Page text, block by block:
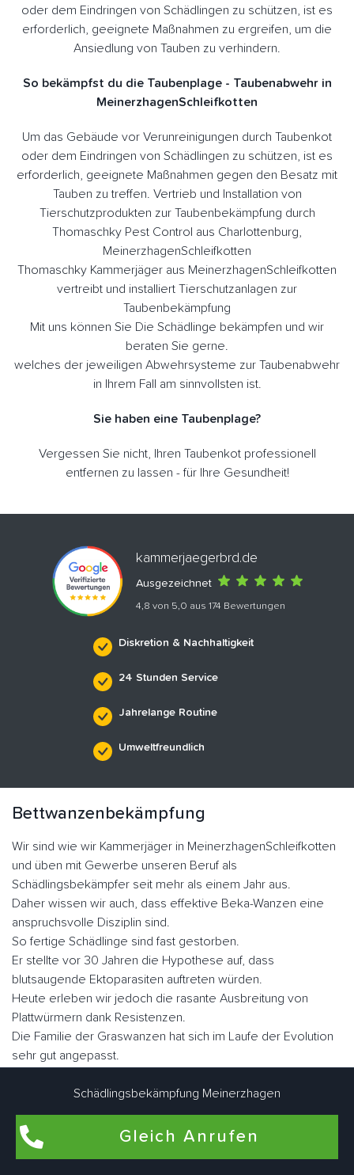
oder dem Eindringen von Schädlingen zu schützen, ist es
erforderlich, geeignete Maßnahmen zu ergreifen, um die
Ansiedlung von Tauben zu verhindern.
So bekämpfst du die Taubenplage - Taubenabwehr in
MeinerzhagenSchleifkotten
Um das Gebäude vor Verunreinigungen durch Taubenkot
oder dem Eindringen von Schädlingen zu schützen, ist es
erforderlich, geeignete Maßnahmen gegen den Besatz mit
Tauben zu treffen. Vertrieb und Installation von
Tierschutzprodukten zur Taubenbekämpfung durch
Thomaschky Pest Control aus Charlottenburg,
MeinerzhagenSchleifkotten
Thomaschky Kammerjäger aus MeinerzhagenSchleifkotten
vertreibt und installiert Tierschutzanlagen zur
Taubenbekämpfung
Mit uns können Sie Die Schädlinge bekämpfen und wir
beraten Sie gerne.
welches der jeweiligen Abwehrsysteme zur Taubenabwehr
in Ihrem Fall am sinnvollsten ist.
Sie haben eine Taubenplage?
Vergessen Sie nicht, Ihren Taubenkot professionell
entfernen zu lassen - für Ihre Gesundheit!
kammerjaegerbrd.de
Ausgezeichnet
4,8 von 5,0 aus 174 Bewertungen
Diskretion & Nachhaltigkeit
24 Stunden Service
Jahrelange Routine
Umweltfreundlich
Bettwanzenbekämpfung
Wir sind wie wir Kammerjäger in MeinerzhagenSchleifkotten
und üben mit Gewerbe unseren Beruf als
Schädlingsbekämpfer seit mehr als einem Jahr aus.
Daher wissen wir auch, dass effektive Beka-Wanzen eine
anspruchsvolle Disziplin sind.
So fertige Schädlinge sind fast gestorben.
Er stellte vor 30 Jahren die Hypothese auf, dass
blutsaugende Ektoparasiten auftreten würden.
Heute erleben wir jedoch die rasante Ausbreitung von
Plattwürmern dank Resistenzen.
Die Familie der Graswanzen hat sich im Laufe der Evolution
sehr gut angepasst.
geführt hat, dass er sich in vielen Ecken und Winkeln
versteckt hat, sein Augenlicht ist verkümmert.
Nicht lectularius, daher der Name, den der Klecks malte.
Wenn Sie sie schnell betrachten, ähneln sie in Größe und
Schädlingsbekämpfung Meinerzhagen
Gleich Anrufen